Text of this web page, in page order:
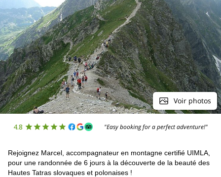
Voir photos
4.8 "Easy booking for a perfect adventure!"
Rejoignez Marcel, accompagnateur en montagne certifié UIMLA,
pour une randonnée de 6 jours à la découverte de la beauté des
Hautes Tatras slovaques et polonaises !